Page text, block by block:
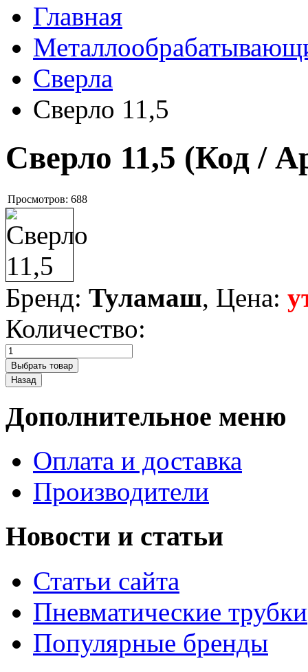
Главная
Сверла
Сверло 11,5
Сверло 11,5 (Код /
Просмотров: 688
Бренд: Туламаш, Цена:
Количество:
Дополнительное меню
Оплата и доставка
Производители
Новости и статьи
Статьи сайта
Пневматические трубки
Популярные бренды